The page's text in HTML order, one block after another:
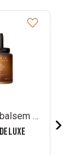
Hoefolie balsem Grooming Deluxe